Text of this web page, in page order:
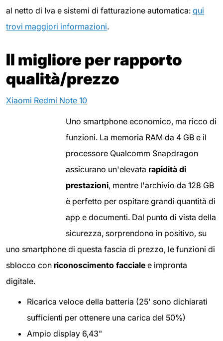
al netto di Iva e sistemi di fatturazione automatica: qui
trovi maggiori informazioni.
Il migliore per rapporto
qualità/prezzo
Xiaomi Redmi Note 10
Uno smartphone economico, ma ricco di
funzioni. La memoria RAM da 4 GB e il
processore Qualcomm Snapdragon
assicurano un'elevata rapidità di
prestazioni, mentre l'archivio da 128 GB
è perfetto per ospitare grandi quantità di
app e documenti. Dal punto di vista della
sicurezza, sorprendono in positivo, su
uno smartphone di questa fascia di prezzo, le funzioni di
sblocco con riconoscimento facciale e impronta
digitale.
Ricarica veloce della batteria (25' sono dichiarati
sufficienti per ottenere una carica del 50%)
Ampio display 6,43"